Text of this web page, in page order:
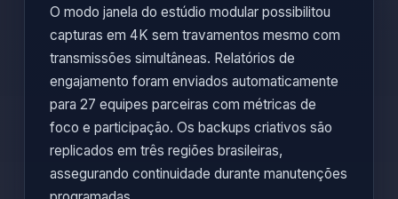
O modo janela do estúdio modular possibilitou
capturas em 4K sem travamentos mesmo com
transmissões simultâneas. Relatórios de
engajamento foram enviados automaticamente
para 27 equipes parceiras com métricas de
foco e participação. Os backups criativos são
replicados em três regiões brasileiras,
assegurando continuidade durante manutenções